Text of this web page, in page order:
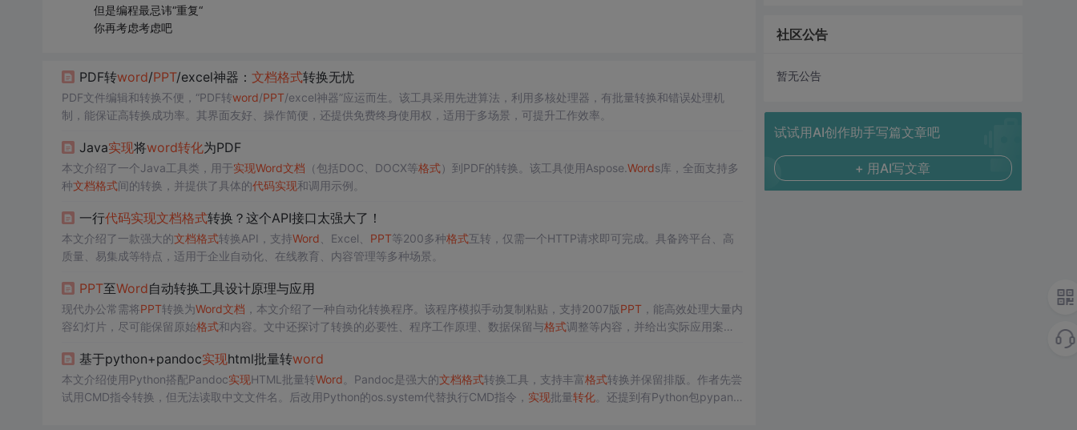
但是编程最忌讳“重复“
你再考虑考虑吧
PDF转word/PPT/excel神器： 文档格式转换无忧
PDF文件编辑和转换不便，“PDF转word/PPT/excel神器”应运而生。该工具采用先进算法，利用多核处理器，有批量转换和错误处理机
制，能保证高转换成功率。其界面友好、操作简便，还提供免费终身使用权，适用于多场景，可提升工作效率。
Java实现将word转化为PDF
本文介绍了一个Java工具类，用于实现Word文档 （包括DOC、DOCX等格式）到PDF的转换。该工具使用Aspose. Words库，全面支持多
种文档格式间的转换，并提供了具体的代码实现和调用示例。
一行代码实现文档格式转换？这个API接口太强大了！
本文介绍了一款强大的文档格式转换API，支持Word 、Excel、 PPT等200多种格式互转，仅需一个HTTP请求即可完成。具备跨平台、高
质量、易集成等特点，适用于企业自动化、在线教育、内容管理等多种场景。
PPT至Word自动转换工具设计原理与应用
现代办公常需将PPT转换为Word文档 ，本文介绍了一种自动化转换程序。该程序模拟手动复制粘贴，支持2007版PPT，能高效处理大量内
容幻灯片，尽可能保留原始格式和内容。文中还探讨了转换的必要性、程序工作原理、数据保留与格式调整等内容，并给出实际应用案
基于python+pandoc实现html批量转word
本文介绍使用Python搭配Pandoc实现HTML批量转Word 。Pandoc是强大的文档格式转换工具，支持丰富格式转换并保留排版。作者先尝
试用CMD指令转换，但无法读取中文文件名。后改用Python的os.system代替执行CMD指令， 实现批量转化。还提到有Python包pypand
社区公告
暂无公告
试试用AI创作助手写篇文章吧
+ 用AI写文章